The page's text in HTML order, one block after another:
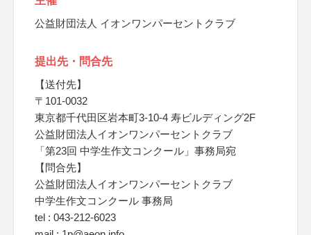
公益財団法人 イオンワンパーセントクラブ
提出先・問合先
【送付先】
〒101-0032
東京都千代田区岩本町3-10-4 寿ビルディング2F
公益財団法人イオンワンパーセントクラブ
「第23回 中学生作文コンクール」事務局宛
【問合先】
公益財団法人イオンワンパーセントクラブ
中学生作文コンクール 事務局
tel : 043-212-6023